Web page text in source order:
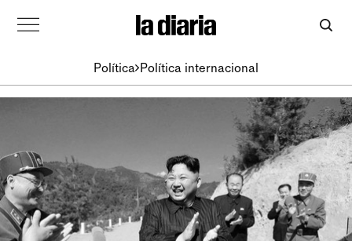
Política Política internacional